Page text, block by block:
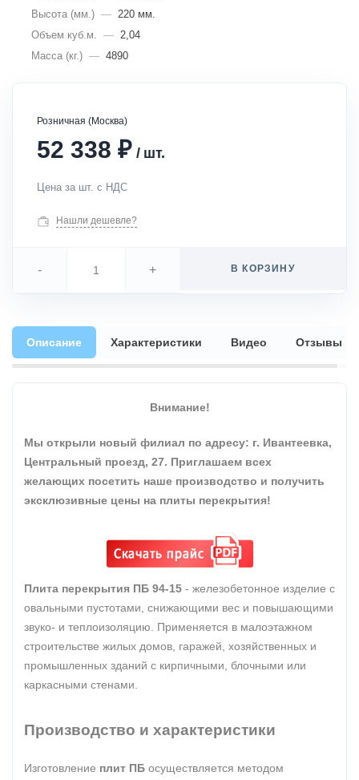
Высота (мм.) — 220 мм.
Объем куб.м. — 2,04
Масса (кг.) — 4890
Розничная (Москва)
52 338 ₽ / шт.
Цена за шт. с НДС
Нашли дешевле?
- + В КОРЗИНУ
Описание Характеристики Видео Отзывы
Внимание!
Мы открыли новый филиал по адресу: г. Ивантеевка,
Центральный проезд, 27. Приглашаем всех
желающих посетить наше производство и получить
эксклюзивные цены на плиты перекрытия!
Плита перекрытия ПБ 94-15 - железобетонное изделие с
овальными пустотами, снижающими вес и повышающими
звуко- и теплоизоляцию. Применяется в малоэтажном
строительстве жилых домов, гаражей, хозяйственных и
промышленных зданий с кирпичными, блочными или
каркасными стенами.
Производство и характеристики
Изготовление плит ПБ осуществляется методом